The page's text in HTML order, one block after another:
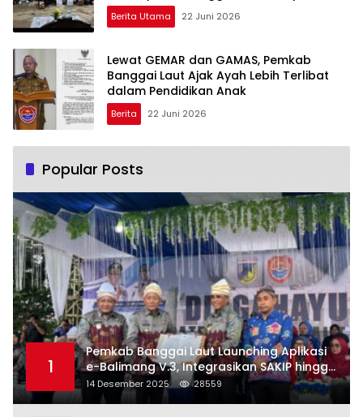
Ambil Rapor Anak
Berita Utama 22 Juni 2026
Lewat GEMAR dan GAMAS, Pemkab
Banggai Laut Ajak Ayah Lebih Terlibat
dalam Pendidikan Anak
Berita 22 Juni 2026
Popular Posts
1
Pemkab Banggai Laut Launching Aplikasi
e-Balimang V.3, Integrasikan SAKIP hingga
Satu Data Layanan Publik
14 Desember 2025 28559